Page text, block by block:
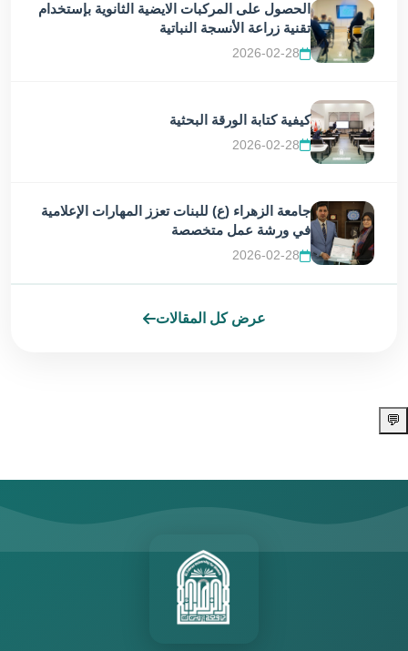
الحصول على المركبات الايضية الثانوية بإستخدام
تقنية زراعة الأنسجة النباتية
2026-02-28
كيفية كتابة الورقة البحثية
2026-02-28
جامعة الزهراء (ع) للبنات تعزز المهارات الإعلامية
في ورشة عمل متخصصة
2026-02-28
عرض كل المقالات
💬